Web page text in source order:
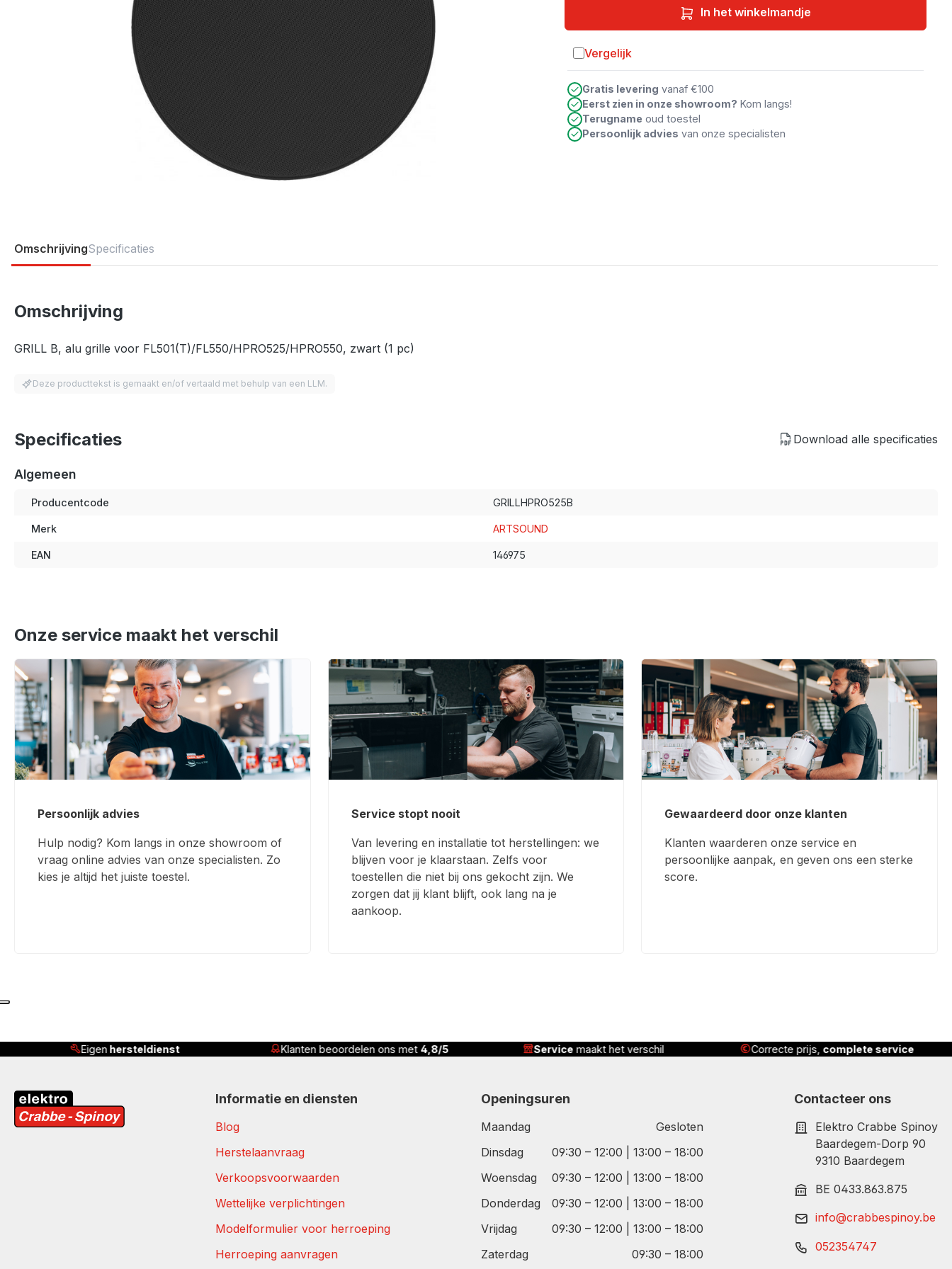
In het winkelmandje
Vergelijk
Toevoegen aan vergelijking
Gratis levering vanaf €100
Eerst zien in onze showroom? Kom langs!
Terugname oud toestel
Persoonlijk advies van onze specialisten
OmschrijvingSpecificaties
Omschrijving
GRILL B, alu grille voor FL501(T)/FL550/HPRO525/HPRO550, zwart (1 pc)
Deze producttekst is gemaakt en/of vertaald met behulp van een LLM.
Specificaties Download alle specificaties
Algemeen
Producentcode GRILLHPRO525B
Merk ARTSOUND
EAN 146975
Onze service maakt het verschil
Persoonlijk advies
Hulp nodig? Kom langs in onze showroom of
vraag online advies van onze specialisten. Zo
kies je altijd het juiste toestel.
Service stopt nooit
Van levering en installatie tot herstellingen: we
blijven voor je klaarstaan. Zelfs voor
toestellen die niet bij ons gekocht zijn. We
zorgen dat jij klant blijft, ook lang na je
aankoop.
Gewaardeerd door onze klanten
Klanten waarderen onze service en
persoonlijke aanpak, en geven ons een sterke
score.
Klanten beoordelen ons met4,8/5 Service maakt het verschil Correcte prijs, complete service Geleverd,
Informatie en diensten
Blog
Herstelaanvraag
Verkoopsvoorwaarden
Wettelijke verplichtingen
Modelformulier voor herroeping
Herroeping aanvragen
Openingsuren
Maandag
Gesloten
Dinsdag
09:30 – 12:00 | 13:00 – 18:00
Woensdag
09:30 – 12:00 | 13:00 – 18:00
Donderdag
09:30 – 12:00 | 13:00 – 18:00
Vrijdag
09:30 – 12:00 | 13:00 – 18:00
Zaterdag
09:30 – 18:00
Contacteer ons
Elektro Crabbe Spinoy
Baardegem-Dorp 90
9310 Baardegem
BE 0433.863.875
info@crabbespinoy.be
052354747